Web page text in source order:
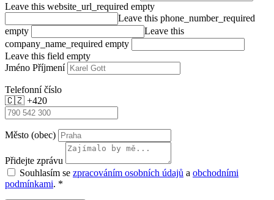
Leave this website_url_required empty
Leave this phone_number_required
empty
Leave this
company_name_required empty
Leave this field empty
Jméno Příjmení
Telefonní číslo
🇨🇿 +420
Město (obec)
Přidejte zprávu
Souhlasím se zpracováním osobních údajů a obchodními
podmínkami. *